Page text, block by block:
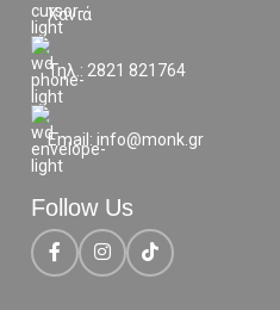
Χανιά
Τηλ.: 2821 821764
Email: info@monk.gr
Follow Us